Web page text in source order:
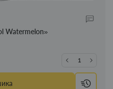
Watermelon»